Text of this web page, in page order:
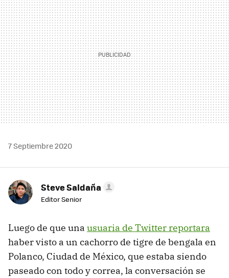
7 Septiembre 2020
Steve Saldaña
Editor Senior
Luego de que una usuaria de Twitter reportara
haber visto a un cachorro de tigre de bengala en
Polanco, Ciudad de México, que estaba siendo
paseado con todo y correa, la conversación se